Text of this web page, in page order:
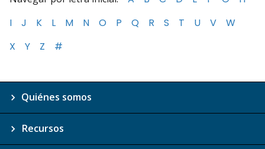
I
J K L M N O P Q R S T U V
W
X
Y Z #
Quiénes somos
Recursos